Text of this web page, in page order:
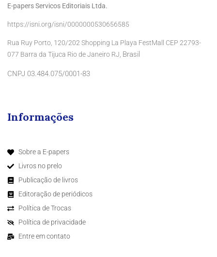
E-papers Servicos Editoriais Ltda.
https://isni.org/isni/0000000530656585
Rua Ruy Porto, 120/202 Shopping La Playa FestMall CEP 22793-
077 Barra da Tijuca Rio de Janeiro RJ, Brasil
CNPJ 03.484.075/0001-83
Informações
Sobre a E-papers
Livros no prelo
Publicação de livros
Editoração de periódicos
Política de Trocas
Política de privacidade
Entre em contato